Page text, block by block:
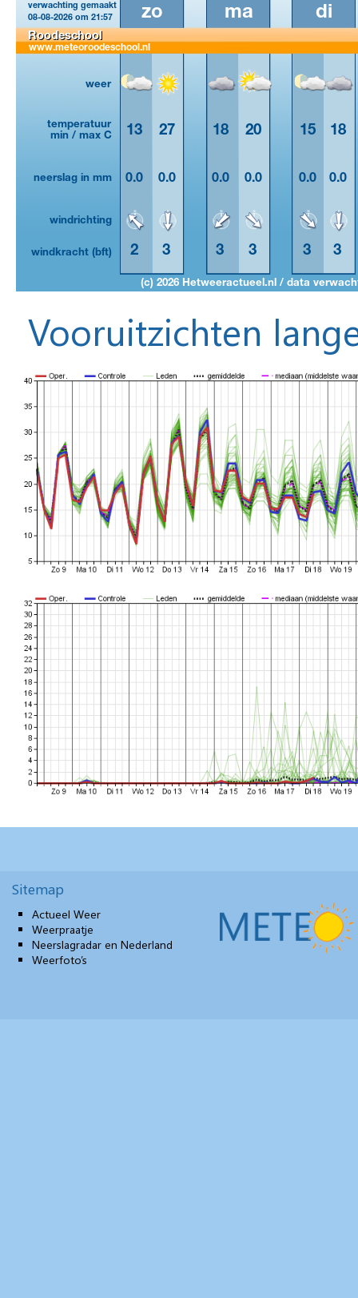
Vooruitzichten
Sitemap
Actueel Weer
Weerpraatje
Neerslagradar en Nederland
Weerfoto’s